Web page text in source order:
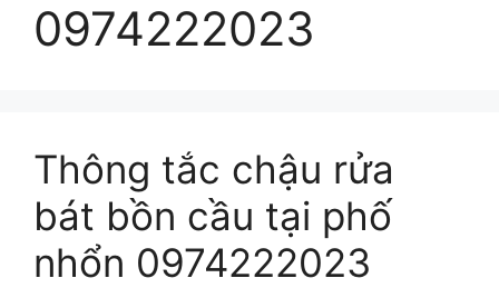
0974222023
Thông tắc chậu rửa
bát bồn cầu tại phố
nhổn 0974222023